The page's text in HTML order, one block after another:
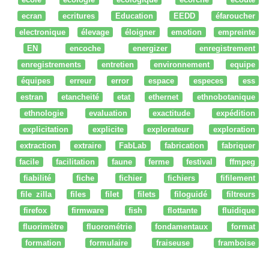
ecran
ecritures Education EEDD
éfaroucher
electronique
élevage éloigner emotion
empreinte
EN
encoche energizer
enregistrement
enregistrements
entretien environnement
equipe
équipes
erreur error espace especes
ess
estran
etancheité etat ethernet
ethnobotanique
ethnologie
evaluation exactitude
expédition
explicitation
explicite explorateur
exploration
extraction
extraire FabLab fabrication
fabriquer
facile
facilitation faune ferme festival
ffmpeg
fiabilité
fiche fichier fichiers
fifilement
file zilla
files filet filets filoguidé
filtreurs
firefox
firmware fish flottante
fluidique
fluorimètre
fluorométrie fondamentaux
format
formation
formulaire fraiseuse framboise